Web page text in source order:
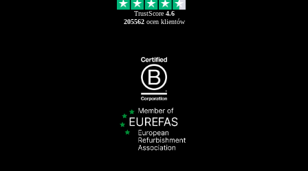
TrustScore 4.6
205562ocen klientów